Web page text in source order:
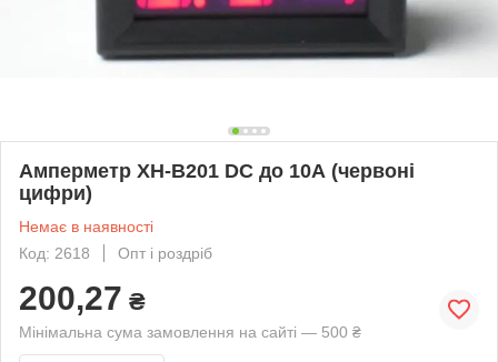
Амперметр XH-B201 DC до 10А (червоні
цифри)
Немає в наявності
Код: 2618
Опт і роздріб
200,27 ₴
Мінімальна сума замовлення на сайті — 500 ₴